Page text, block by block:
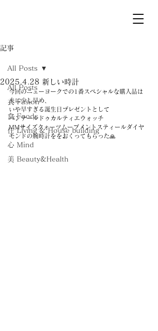
記事
All Posts
衣 Fasion
食 Foods
住 Living & House building
心 Mind
美 Beauty&Health
All Posts
2025.4.28 新しい時計
今回のニューヨークでの1番スペシャルな購入品は
夫に少し早め、
いや早すぎる誕生日プレゼントとして
パンテールドゥカルティエウォッチ
MMサイズクォーツムーブメントスティールダイヤ
モンドの腕時計ををおくってもらった🙏